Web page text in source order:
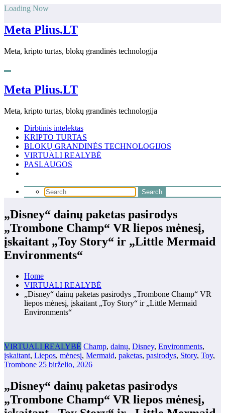
Skip
content
Loading Now
Meta Plius.LT
Meta, kripto turtas, blokų grandinės technologija
Meta Plius.LT
Meta, kripto turtas, blokų grandinės technologija
Dirbtinis intelektas
KRIPTO TURTAS
BLOKŲ GRANDINĖS TECHNOLOGIJOS
VIRTUALI REALYBĖ
PASLAUGOS
„Disney“ dainų paketas pasirodys
„Trombone Champ“ VR liepos mėnesį,
įskaitant „Toy Story“ ir „Little Mermaid
Environments“
Home
VIRTUALI REALYBĖ
„Disney“ dainų paketas pasirodys „Trombone Champ“ VR
liepos mėnesį, įskaitant „Toy Story“ ir „Little Mermaid
Environments“
VIRTUALI REALYBĖ Champ, dainų, Disney, Environments,
įskaitant, Liepos, mėnesį, Mermaid, paketas, pasirodys, Story, Toy,
Trombone 25 birželio, 2026
„Disney“ dainų paketas pasirodys
„Trombone Champ“ VR liepos mėnesį,